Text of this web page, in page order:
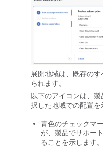
展開地域は、既存の
られます。
以下のアイコンは、
択した地域での配置を
青色のチェックマ
が、製品でサポー
ることを示します。